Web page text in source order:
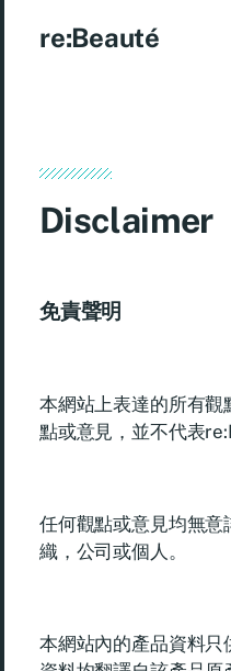
re:Beauté
Disclaimer
免責聲明
本網站上表達的所有
點或意見，並不代表
任何觀點或意見均無意
織，公司或個人。
本網站內的產品資料只